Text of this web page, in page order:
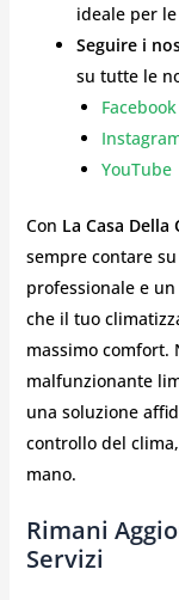
ideale per
Seguire i
su tutte le
Facebook
YouTube
Con La Casa
sempre contare
professionale e
che il tuo
massimo comfort.
malfunzionante
una soluzione
controllo del
mano.
Rimani
Servizi